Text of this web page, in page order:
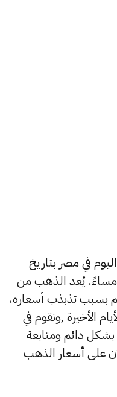
في مصر بتاريخ
الجمعة 17 أبريل الساعة 4:00 مساءً. يُعد الذهب من
بسبب تذبذب أسعاره،
الأخيرة ,ونقوم في
بشكل دائم ومتابعة
على أسعار الذهب